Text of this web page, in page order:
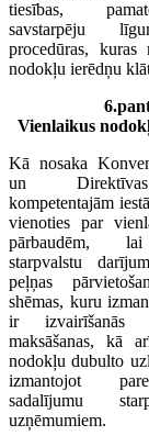
tiesības,
savstarpēju
procedūras, kuras
nodokļu ierēdņu
Vienlaikus
Kā nosaka
un
kompetentajām
vienoties par
pārbaudēm,
starpvalstu
peļņas
shēmas, kuru
ir izvairīšanās
maksāšanas, kā
nodokļu dubulto
izmantojot
sadalījumu
uzņēmumiem.